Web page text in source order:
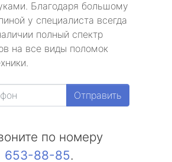
Благодаря большому
у специалиста всегда
полный спектр
на все виды поломок
Отправить
по номеру
653-88-85.